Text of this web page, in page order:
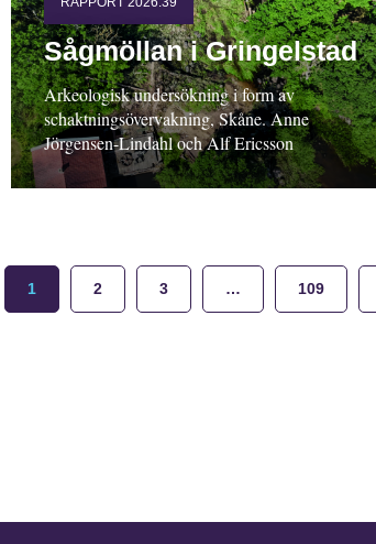
Sågmöllan i Gringelstad
Arkeologisk undersökning i form av
schaktningsövervakning, Skåne. Anne
Jörgensen-Lindahl och Alf Ericsson
1 2 3 … 109